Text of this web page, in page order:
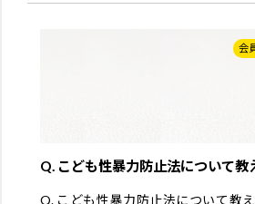
会
Q. こども性暴力防止法について教
Q. こども性暴力防止法について教